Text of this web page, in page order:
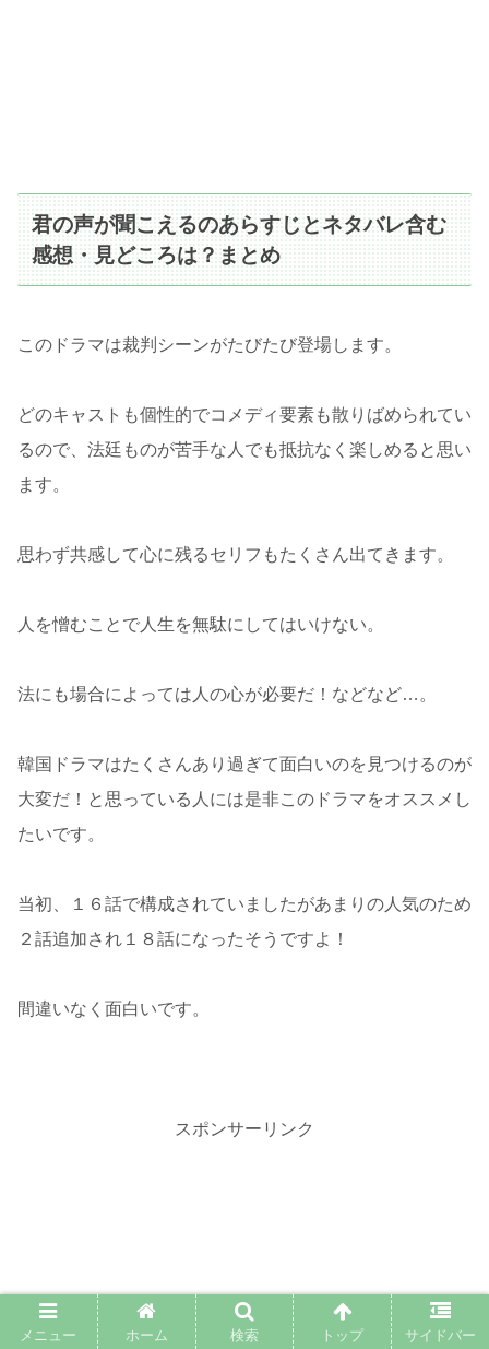
君の声が聞こえるのあらすじとネタバレ含む
感想・見どころは？まとめ
このドラマは裁判シーンがたびたび登場します。
どのキャストも個性的でコメディ要素も散りばめられてい
るので、法廷ものが苦手な人でも抵抗なく楽しめると思い
ます。
思わず共感して心に残るセリフもたくさん出てきます。
人を憎むことで人生を無駄にしてはいけない。
法にも場合によっては人の心が必要だ！などなど…。
韓国ドラマはたくさんあり過ぎて面白いのを見つけるのが
大変だ！と思っている人には是非このドラマをオススメし
たいです。
当初、１６話で構成されていましたがあまりの人気のため
２話追加され１８話になったそうですよ！
間違いなく面白いです。
スポンサーリンク
メニュー ホーム 検索 トップ サイドバー